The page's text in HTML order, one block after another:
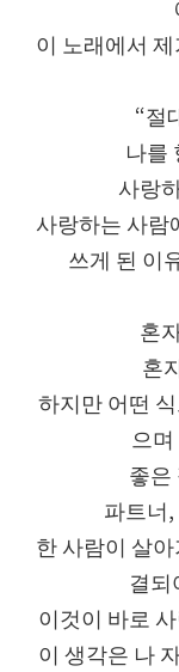
이 노래에서
“절
나를
사랑
사랑하는 사람
쓰게 된 이
혼
혼
하지만 어떤
으
좋
파트너
한 사람이 살
결
이것이 바로
이 생각은 나